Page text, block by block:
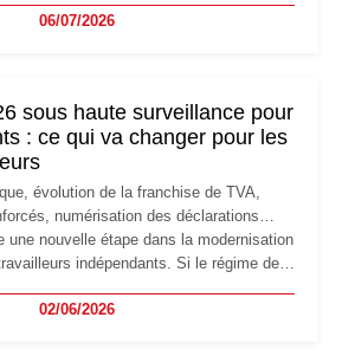
image de marque… Le
06/07/2026
sous haute surveillance pour
: ce qui va changer pour les
évolution de la franchise de TVA,
numérisation des déclarations…
une nouvelle étape dans la modernisation
indépendants. Si le régime de
devront s'adapter à un environnement
02/06/2026